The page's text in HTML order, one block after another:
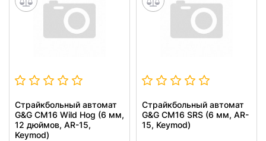
Страйкбольный автомат
G&G CM16 Wild Hog (6 мм,
12 дюймов, AR-15,
Keymod)
Страйкбольный автомат
G&G CM16 SRS (6 мм, AR-
15, Keymod)